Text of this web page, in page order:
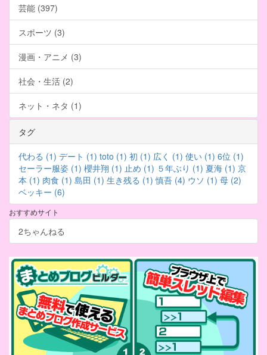
芸能 (397)
スポーツ (3)
漫画・アニメ (3)
社会・生活 (2)
ネット・ネタ (1)
タグ
代わる (1) デート (1) toto (1) 初 (1) 広く (1) 使い (1) 6位 (1)
セーラー服姿 (1) 櫻井翔 (1) 止め (1) ５年ぶり (1) 夏海 (1) 京
本 (1) 肉食 (1) 島田 (1) 生き残る (1) 慎吾 (4) ウソ (1) 母 (2)
ベッキー (6)
おすすめサイト
2ちゃんねる